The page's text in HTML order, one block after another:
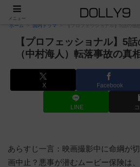
PR
ホーム 国内ドラマ 【プロフェッショナル】5話の
【プロフェッショナル】5
（中村海人）転落事故の真相
X Facebook
LINE
あらすじ一言：映画撮影中に命綱が
画中止？悪事が潜むムービー保険は
メニュー